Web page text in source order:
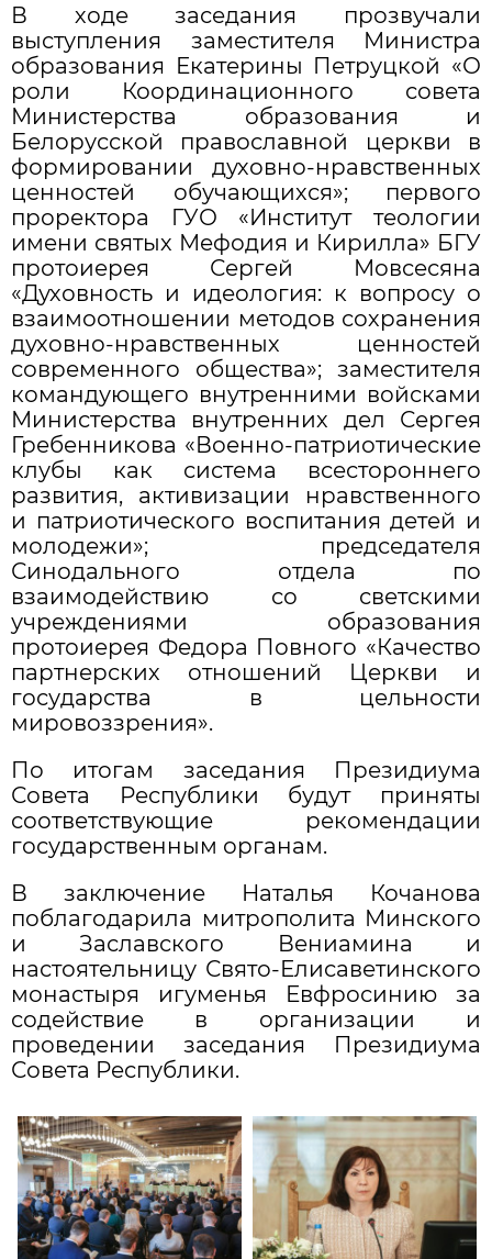
В ходе заседания прозвучали
выступления заместителя Министра
образования Екатерины Петруцкой «О
роли Координационного совета
Министерства образования и
Белорусской православной церкви в
формировании духовно-нравственных
ценностей обучающихся»; первого
проректора ГУО «Институт теологии
имени святых Мефодия и Кирилла» БГУ
протоиерея Сергей Мовсесяна
«Духовность и идеология: к вопросу о
взаимоотношении методов сохранения
духовно-нравственных ценностей
современного общества»; заместителя
командующего внутренними войсками
Министерства внутренних дел Сергея
Гребенникова «Военно-патриотические
клубы как система всестороннего
развития, активизации нравственного
и патриотического воспитания детей и
молодежи»; председателя
Синодального отдела по
взаимодействию со светскими
учреждениями образования
протоиерея Федора Повного «Качество
партнерских отношений Церкви и
государства в цельности
мировоззрения».
По итогам заседания Президиума
Совета Республики будут приняты
соответствующие рекомендации
государственным органам.
В заключение Наталья Кочанова
поблагодарила митрополита Минского
и Заславского Вениамина и
настоятельницу Свято-Елисаветинского
монастыря игуменья Евфросинию за
содействие в организации и
проведении заседания Президиума
Совета Республики.